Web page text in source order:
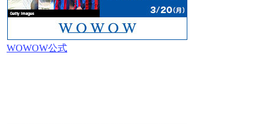
WOWOW公式